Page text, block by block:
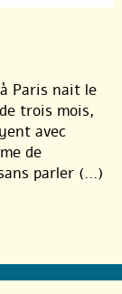
Paris nait le
trois mois,
avec
de
parler (...)